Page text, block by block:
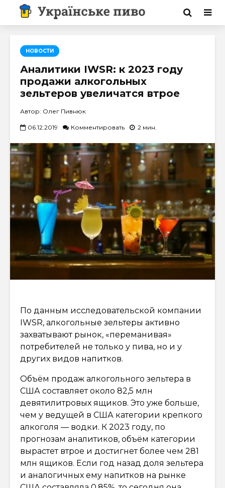
НОВОСТИ
Аналитики IWSR: к 2023 году
продажи алкогольных
зельтеров увеличатся втрое
Автор: Олег Пивнюк
06.12.2019 Комментировать 2 мин.
По данным исследовательской компании
IWSR, алкогольные зельтеры активно
захватывают рынок, «переманивая»
потребителей не только у пива, но и у
других видов напитков.
Объём продаж алкогольного зельтера в
США составляет около 82,5 млн
девятилитровых ящиков. Это уже больше,
чем у ведущей в США категории крепкого
алкоголя — водки. К 2023 году, по
прогнозам аналитиков, объём категории
вырастет втрое и достигнет более чем 281
млн ящиков. Если год назад доля зельтера
и аналогичных ему напитков на рынке